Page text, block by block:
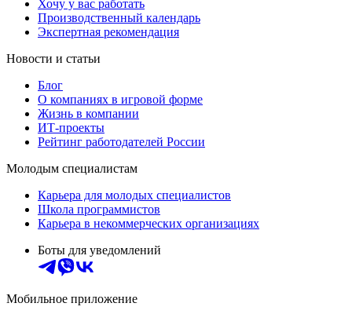
Хочу у вас работать
Производственный календарь
Экспертная рекомендация
Новости и статьи
Блог
О компаниях в игровой форме
Жизнь в компании
ИТ-проекты
Рейтинг работодателей России
Молодым специалистам
Карьера для молодых специалистов
Школа программистов
Карьера в некоммерческих организациях
Боты для уведомлений
Мобильное приложение